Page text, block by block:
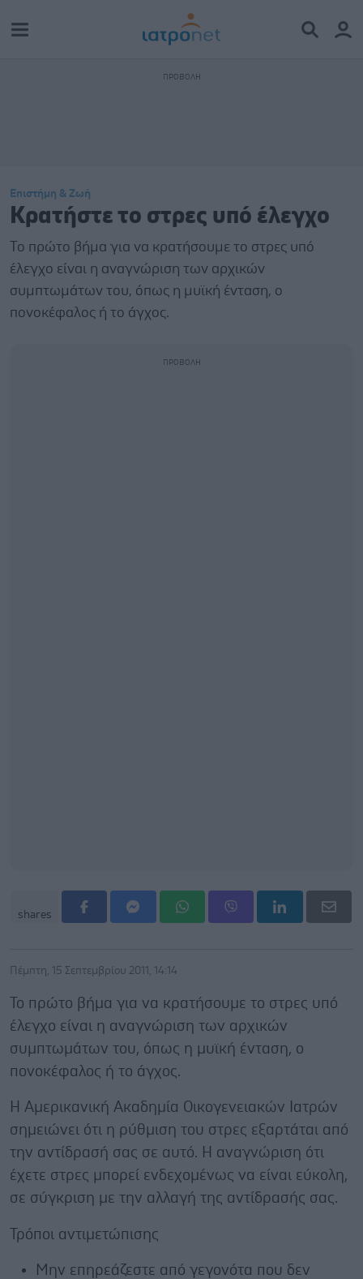
Επιστήμη & Ζωή
Κρατήστε το στρες υπό έλεγχο
Το πρώτο βήμα για να κρατήσουμε το στρες υπό
έλεγχο είναι η αναγνώριση των αρχικών
συμπτωμάτων του, όπως η μυϊκή ένταση, ο
πονοκέφαλος ή το άγχος.
shares
Πέμπτη, 15 Σεπτεμβρίου 2011, 14:14
Το πρώτο βήμα για να κρατήσουμε το στρες υπό
έλεγχο είναι η αναγνώριση των αρχικών
συμπτωμάτων του, όπως η μυϊκή ένταση, ο
πονοκέφαλος ή το άγχος.
Η Αμερικανική Ακαδημία Οικογενειακών Ιατρών
σημειώνει ότι η ρύθμιση του στρες εξαρτάται από
την αντίδρασή σας σε αυτό. Η αναγνώριση ότι
έχετε στρες μπορεί ενδεχομένως να είναι εύκολη,
σε σύγκριση με την αλλαγή της αντίδρασής σας.
Τρόποι αντιμετώπισης
Μην επηρεάζεστε από γεγονότα που δεν